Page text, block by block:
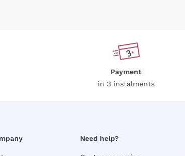
Payment
in 3 instalments
Need help?